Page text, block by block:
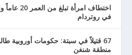
اختطاف
في روتردام
67 قتيلاً في سبتة: حكومات أوروبية
منطقة شنغن